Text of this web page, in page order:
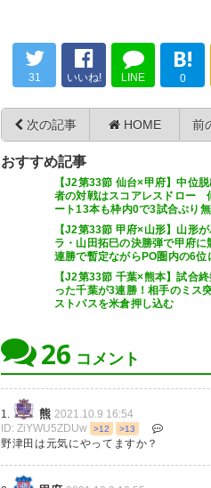
1-0でヴァンフォーレ勝っ
宮崎の2連続先制点でかっ
った♡
https://t.co/M5N4ydxShV
— maco🐒💋
2021, 10月 9
宮崎純真物凄いゴールが続
な。とんでもないゴーラ
長していきそうな感じで期
ちゃうな。#vfk
31 いいね! LINE
B!
0
次の記事 HOME 前
おすすめ記事
【J2第33節 仙台×甲府】中位
者の対戦はスコアレスドロー
ート13本も枠内0で3試合ぶり
【J2第33節 甲府×山形】山形
ラ・山田拓巳の決勝弾で甲府に
連勝で暫定ながらPO圏内の6位
【J2第33節 千葉×熊本】試合
った千葉が3連勝！相手のミス
ストパスを米倉押し込む
26 コメント
1. 熊 2021.10.9 16:54
ID: ZiYWU5ZDUw
>12 >13
野津田は元気にやってますか？